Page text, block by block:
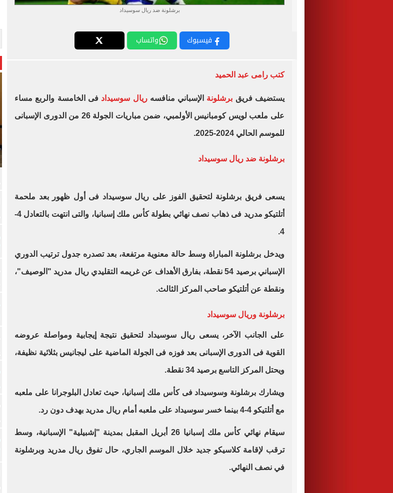
برشلونة ضد ريال سوسيداد
فيسبوك واتساب
كتب رامى عبد الحميد
يستضيف فريق برشلونة الإسباني منافسهريال سوسيداد فى الخامسة والربع مساء
على ملعب لويس كومبانيس الأولمبي، ضمن مباريات الجولة 26 من الدورى الإسبانى
للموسم الحالي 2024-2025.
برشلونة ضد ريال سوسيداد
يسعى فريق برشلونة لتحقيق الفوز على ريال سوسيداد فى أول ظهور بعد ملحمة
أتلتيكو مدريد فى ذهاب نصف نهائي بطولة كأس ملك إسبانيا، والتى انتهت بالتعادل 4-
4.
ويدخل برشلونة المباراة وسط حالة معنوية مرتفعة، بعد تصدره جدول ترتيب الدوري
الإسباني برصيد 54 نقطة، بفارق الأهداف عن غريمه التقليدي ريال مدريد "الوصيف"،
ونقطة عن أتلتيكو صاحب المركز الثالث.
برشلونة وريال سوسيداد
على الجانب الآخر، يسعى ريال سوسيداد لتحقيق نتيجة إيجابية ومواصلة عروضه
القوية فى الدورى الإسبانى بعد فوزه فى الجولة الماضية على ليجانيس بثلاثية نظيفة،
ويحتل المركز التاسع برصيد 34 نقطة.
ويشارك برشلونة وسوسيداد فى كأس ملك إسبانيا، حيث تعادل البلوجرانا على ملعبه
مع أتلتيكو 4-4 بينما خسر سوسيداد على ملعبه أمام ريال مدريد بهدف دون رد.
سيقام نهائي كأس ملك إسبانيا 26 أبريل المقبل بمدينة "إشبيلية" الإسبانية، وسط
ترقب لإقامة كلاسيكو جديد خلال الموسم الجاري، حال تفوق ريال مدريد وبرشلونة
في نصف النهائي.